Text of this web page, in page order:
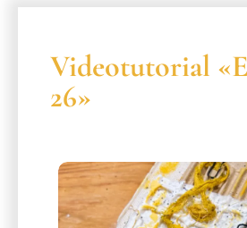
Videotutorial
26»